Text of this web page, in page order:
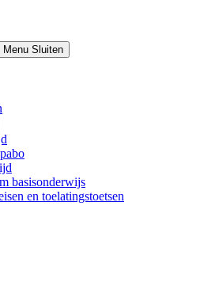
Menu Sluiten
basisonderwijs
en toelatingstoetsen